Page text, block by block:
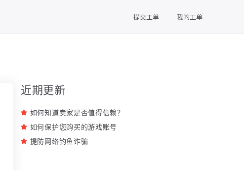
提交工单 我的工单
近期更新
如何知道卖家是否值得信赖？
如何保护您购买的游戏账号
提防网络钓鱼诈骗